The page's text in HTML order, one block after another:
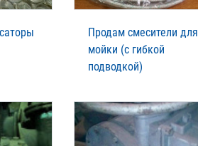
Продам смесители для
мойки (с гибкой
подводкой)